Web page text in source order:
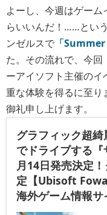
よーし、今週はゲー
らいいんだ！……とい
ンゼルスで 「
た。その流れで、今回
ーアイソフト主催の
重な体験を得るに至り
御礼申し上げます。
グラフィック超
でドライブする
月14日発売決定
定【Ubisoft
海外ゲーム情報サ